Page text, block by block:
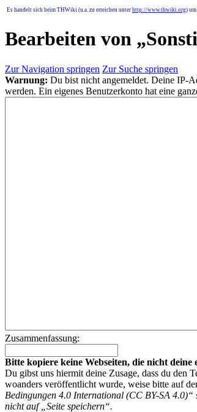
Es handelt sich beim THWiki (u.a. zu erreichen unter http://www.thwiki.org)
Bearbeiten von „
Zur Navigation springen Zur Suche springen
Warnung: Du bist nicht angemeldet. Deine IP-
werden. Ein eigenes Benutzerkonto hat eine
Zusammenfassung:
Bitte kopiere keine Webseiten, die nicht
Du gibst uns hiermit deine Zusage, dass du den
woanders veröffentlicht wurde, weise bitte auf
Bedingungen 4.0 International (CC BY-SA 4.0)“
nicht auf „Seite speichern“.